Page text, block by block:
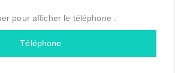
pour afficher le téléphone :
Téléphone